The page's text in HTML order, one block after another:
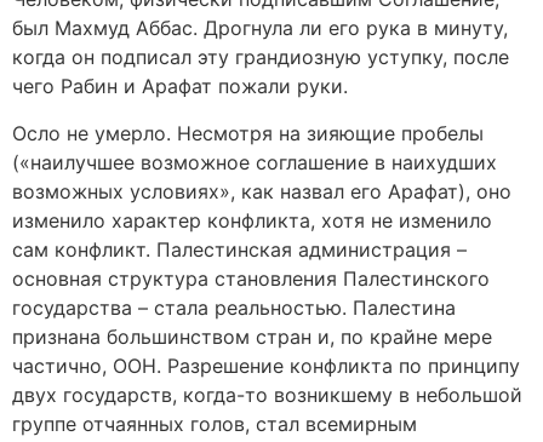
был Махмуд Аббас. Дрогнула ли его рука в минуту,
когда он подписал эту грандиозную уступку, после
чего Рабин и Арафат пожали руки.
Осло не умерло. Несмотря на зияющие пробелы
(«наилучшее возможное соглашение в наихудших
возможных условиях», как назвал его Арафат), оно
изменило характер конфликта, хотя не изменило
сам конфликт. Палестинская администрация –
основная структура становления Палестинского
государства – стала реальностью. Палестина
признана большинством стран и, по крайне мере
частично, ООН. Разрешение конфликта по принципу
двух государств, когда-то возникшему в небольшой
группе отчаянных голов, стал всемирным